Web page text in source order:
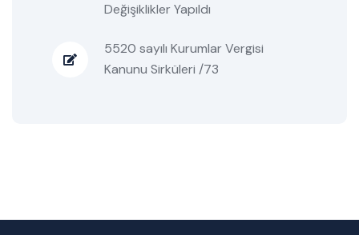
Değişiklikler Yapıldı
5520 sayılı Kurumlar Vergisi
Kanunu Sirküleri /73